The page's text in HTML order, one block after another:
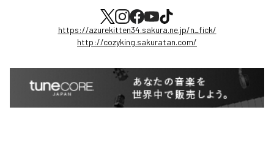
https://azurekitten34.sakura.ne.jp/n_fick/
http://cozyking.sakuratan.com/